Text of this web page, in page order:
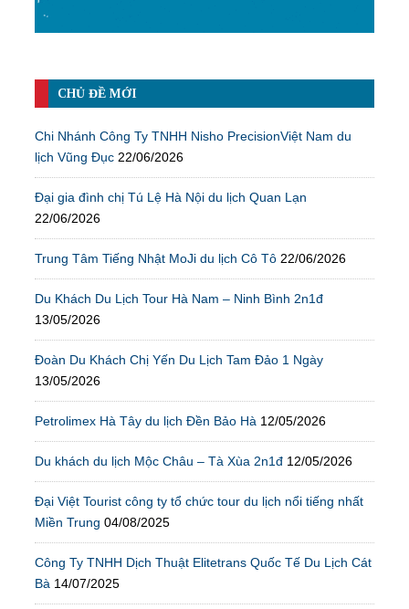
CHỦ ĐỀ MỚI
Chi Nhánh Công Ty TNHH Nisho PrecisionViệt Nam du
lịch Vũng Đục 22/06/2026
Đại gia đình chị Tú Lệ Hà Nội du lịch Quan Lạn
22/06/2026
Trung Tâm Tiếng Nhật MoJi du lịch Cô Tô 22/06/2026
Du Khách Du Lịch Tour Hà Nam – Ninh Bình 2n1đ
13/05/2026
Đoàn Du Khách Chị Yến Du Lịch Tam Đảo 1 Ngày
13/05/2026
Petrolimex Hà Tây du lịch Đền Bảo Hà 12/05/2026
Du khách du lịch Mộc Châu – Tà Xùa 2n1đ 12/05/2026
Đại Việt Tourist công ty tổ chức tour du lịch nổi tiếng nhất
Miền Trung 04/08/2025
Công Ty TNHH Dịch Thuật Elitetrans Quốc Tế Du Lịch Cát
Bà 14/07/2025